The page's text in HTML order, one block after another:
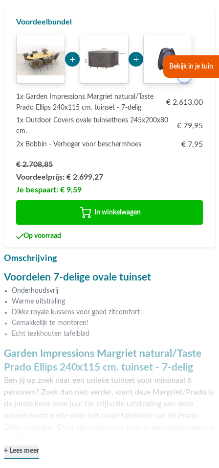
Bekijk in je tuin
Voordeelbundel
1x Garden Impressions Margriet natural/Taste
Prado Ellips 240x115 cm. tuinset - 7-delig
€ 2.613,00
1x Outdoor Covers ovale tuinsethoes 245x200x80
cm.
€ 79,95
2x Bobbin - Verhoger voor beschermhoes € 7,95
€ 2.708,85
Voordeelprijs: € 2.699,27
Je bespaart: € 9,59
In winkelwagen
Op voorraad
Omschrijving
Voordelen 7-delige ovale tuinset
Onderhoudsvrij
Warme uitstraling
Dikke royale kussens voor goed zitcomfort
Gemakkelijk te monteren!
Echt teakhouten tafelblad
Garden Impressions Margriet natural/Taste
Prado Ellips 240x115 cm. tuinset - 7-delig
Ben jij op zoek naar een unieke tuinset voor minimaal 6
personen? Zoek dan niet verder, want deze Margriet/Prado is
de juiste keus voor jou! De stijlvolle uitstraling van deze
tuinset komt mede door het ovale tafelblad van de Prado
van Garden Impressions heb je een echte blikvanger in je tuin
Lees meer